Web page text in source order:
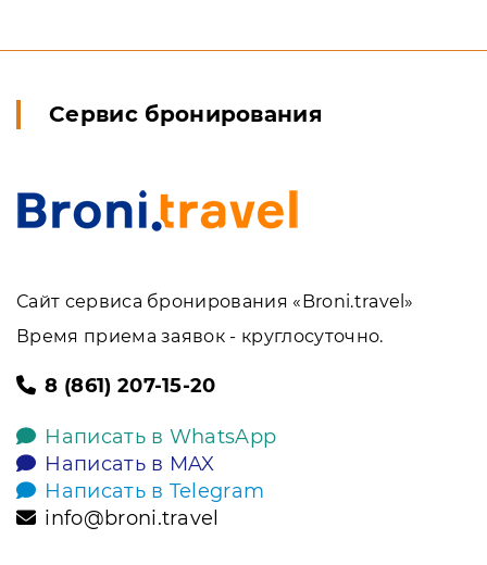
Сервис бронирования
Сайт сервиса бронирования «Broni.travel»
Время приема заявок - круглосуточно.
8 (861) 207-15-20
Написать в WhatsApp
Написать в MAX
Написать в Telegram
info@broni.travel